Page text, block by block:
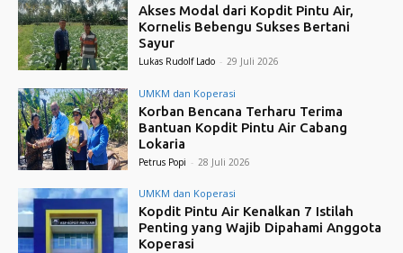
Akses Modal dari Kopdit Pintu Air,
Kornelis Bebengu Sukses Bertani
Sayur
Lukas Rudolf Lado - 29 Juli 2026
UMKM dan Koperasi
Korban Bencana Terharu Terima
Bantuan Kopdit Pintu Air Cabang
Lokaria
Petrus Popi - 28 Juli 2026
UMKM dan Koperasi
Kopdit Pintu Air Kenalkan 7 Istilah
Penting yang Wajib Dipahami Anggota
Koperasi